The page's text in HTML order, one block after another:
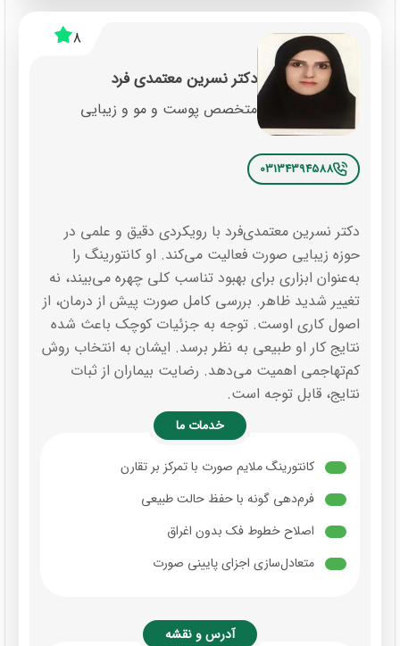
8
دکتر نسرین معتمدی فرد
متخصص پوست و مو و زیبایی
03134394588
دکتر نسرین معتمدی‌فرد با رویکردی دقیق و علمی در
حوزه زیبایی صورت فعالیت می‌کند. او کانتورینگ را
به‌عنوان ابزاری برای بهبود تناسب کلی چهره می‌بیند، نه
تغییر شدید ظاهر. بررسی کامل صورت پیش از درمان، از
اصول کاری اوست. توجه به جزئیات کوچک باعث شده
نتایج کار او طبیعی به نظر برسد. ایشان به انتخاب روش
کم‌تهاجمی اهمیت می‌دهد. رضایت بیماران از ثبات
نتایج، قابل توجه است.
خدمات ما
کانتورینگ ملایم صورت با تمرکز بر تقارن
فرم‌دهی گونه با حفظ حالت طبیعی
اصلاح خطوط فک بدون اغراق
متعادل‌سازی اجزای پایینی صورت
آدرس و نقشه